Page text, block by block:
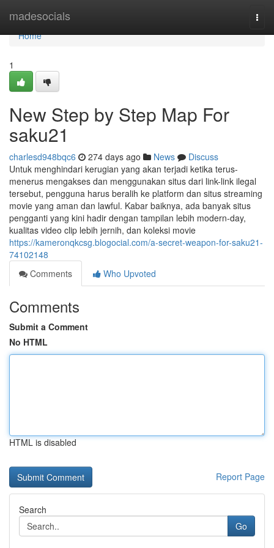
madesocials
Home
Home
1
New Step by Step Map For
saku21
charlesd948bqc6 274 days ago News
Discuss
Untuk menghindari kerugian yang akan terjadi ketika terus-
menerus mengakses dan menggunakan situs dari link-link ilegal
tersebut, pengguna harus beralih ke platform dan situs streaming
movie yang aman dan lawful. Kabar baiknya, ada banyak situs
pengganti yang kini hadir dengan tampilan lebih modern-day,
kualitas video clip lebih jernih, dan koleksi movie
https://kameronqkcsg.blogocial.com/a-secret-weapon-for-saku21-
74102148
Comments
Who Upvoted
Comments
Submit a Comment
No HTML
HTML is disabled
Report Page
Search
Go